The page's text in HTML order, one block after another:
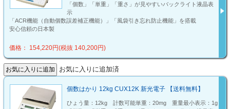
「個数」「単重」「重さ」が見やすいバックライト液晶表
示
「ACR機能（自動個数誤差補正機能）」「風袋引き忘れ防止機能」を搭載
安心信頼の日本製
価格： 154,220円(税抜 140,200円)
お気に入りに追加済
個数はかり 12kg CUX12K 新光電子 【送料無料】
ひょう量：12kg 計数可能単重：20mg 重量最小表示：1g